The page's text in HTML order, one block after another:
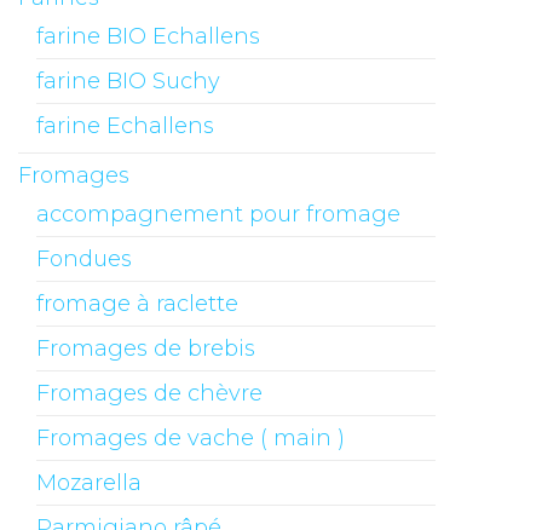
farine BIO Echallens
farine BIO Suchy
farine Echallens
Fromages
accompagnement pour fromage
Fondues
fromage à raclette
Fromages de brebis
Fromages de chèvre
Fromages de vache ( main )
Mozarella